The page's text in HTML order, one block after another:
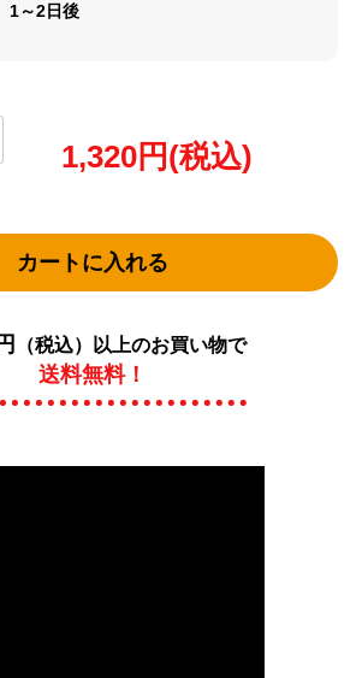
1～2日後
1,320円(税込)
カートに入れる
（税込）以上のお買い物で
送料無料！